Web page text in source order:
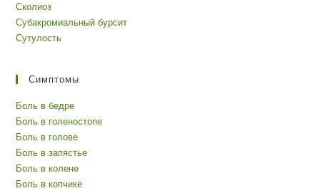
Сколиоз
Субакромиальный бурсит
Сутулость
Симптомы
Боль в бедре
Боль в голеностопе
Боль в голове
Боль в запястье
Боль в колене
Боль в копчике